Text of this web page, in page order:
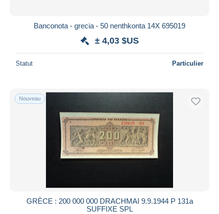
Banconota - grecia - 50 nenthkonta 14X 695019
± 4,03 $US
Statut Particulier
Nouveau
GRÈCE : 200 000 000 DRACHMAI 9.9.1944 P 131a
SUFFIXE SPL